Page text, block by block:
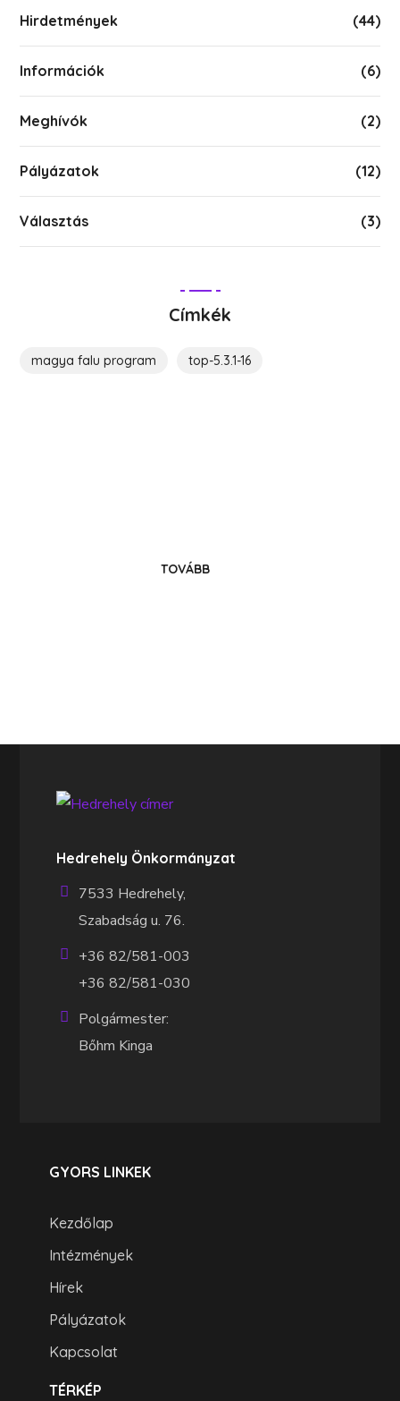
Hirdetmények (44)
Információk (6)
Meghívók (2)
Pályázatok (12)
Választás (3)
Címkék
magya falu program top-5.3.1-16
TOVÁBB
Hedrehely Önkormányzat
7533 Hedrehely,
Szabadság u. 76.
+36 82/581-003
+36 82/581-030
Polgármester:
Bőhm Kinga
GYORS LINKEK
Kezdőlap
Intézmények
Hírek
Pályázatok
Kapcsolat
TÉRKÉP